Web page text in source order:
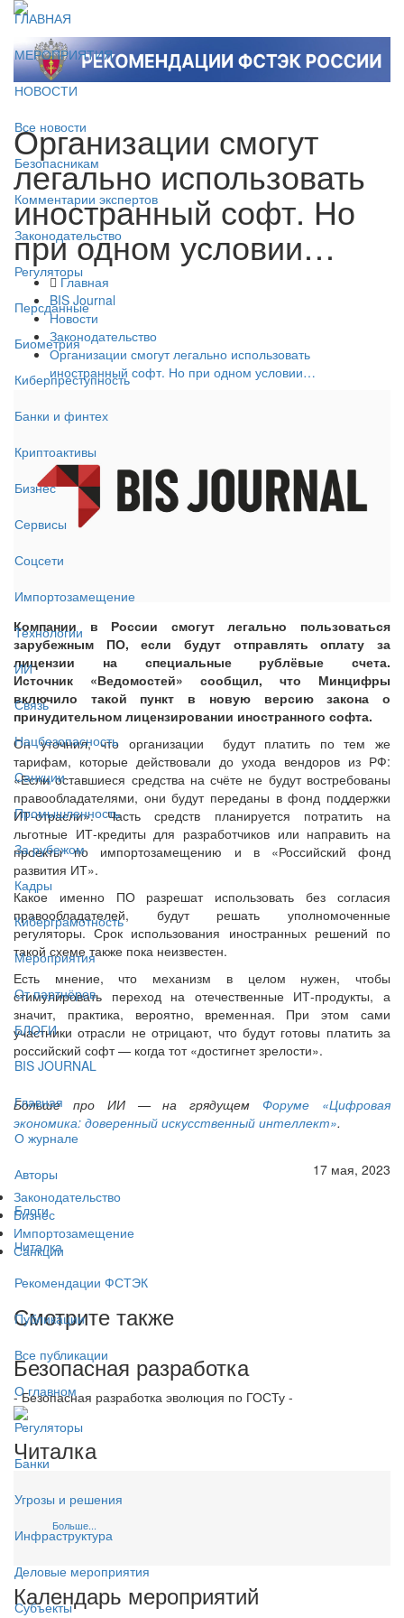
ГЛАВНАЯ
МЕРОПРИЯТИЯ
НОВОСТИ
Все новости
Безопасникам
Комментарии экспертов
Законодательство
Регуляторы
Персданные
Биометрия
Киберпреступность
Банки и финтех
Криптоактивы
Бизнес
Сервисы
Соцсети
Импортозамещение
Технологии
ИИ
Связь
Нацбезопасность
Санкции
Промышленность
За рубежом
Кадры
Киберграмотность
Мероприятия
От партнёров
БЛОГИ
BIS JOURNAL
Главная
О журнале
Авторы
Блоги
Читалка
Рекомендации ФСТЭК
Публикации
Все публикации
О главном
Регуляторы
Банки
Угрозы и решения
Инфраструктура
Деловые мероприятия
Субъекты
Организации смогут
легально использовать
иностранный софт. Но
при одном условии…
Главная
BIS Journal
Новости
Законодательство
Организации смогут легально использовать
иностранный софт. Но при одном условии…
Компании в России смогут легально пользоваться
зарубежным ПО, если будут отправлять оплату за
лицензии на специальные рублёвые счета.
Источник «Ведомостей» сообщил, что Минцифры
включило такой пункт в новую версию закона о
принудительном лицензировании иностранного софта.
Он уточнил, что организации будут платить по тем же
тарифам, которые действовали до ухода вендоров из РФ:
«Если оставшиеся средства на счёте не будут востребованы
правообладателями, они будут переданы в фонд поддержки
ИТ-отрасли». Часть средств планируется потратить на
льготные ИТ-кредиты для разработчиков или направить на
проекты по импортозамещению и в «Российский фонд
развития ИТ».
Какое именно ПО разрешат использовать без согласия
правообладателей, будут решать уполномоченные
регуляторы. Срок использования иностранных решений по
такой схеме также пока неизвестен.
Есть мнение, что механизм в целом нужен, чтобы
стимулировать переход на отечественные ИТ-продукты, а
значит, практика, вероятно, временная. При этом сами
участники отрасли не отрицают, что будут готовы платить за
российский софт — когда тот «достигнет зрелости».
Больше про ИИ — на грядущемФоруме «Цифровая
экономика: доверенный искусственный интеллект».
17 мая, 2023
Законодательство
Бизнес
Импортозамещение
Санкции
Смотрите также
Безопасная разработка
- Безопасная разработка эволюция по ГОСТу -
Читалка
Больше...
Календарь мероприятий